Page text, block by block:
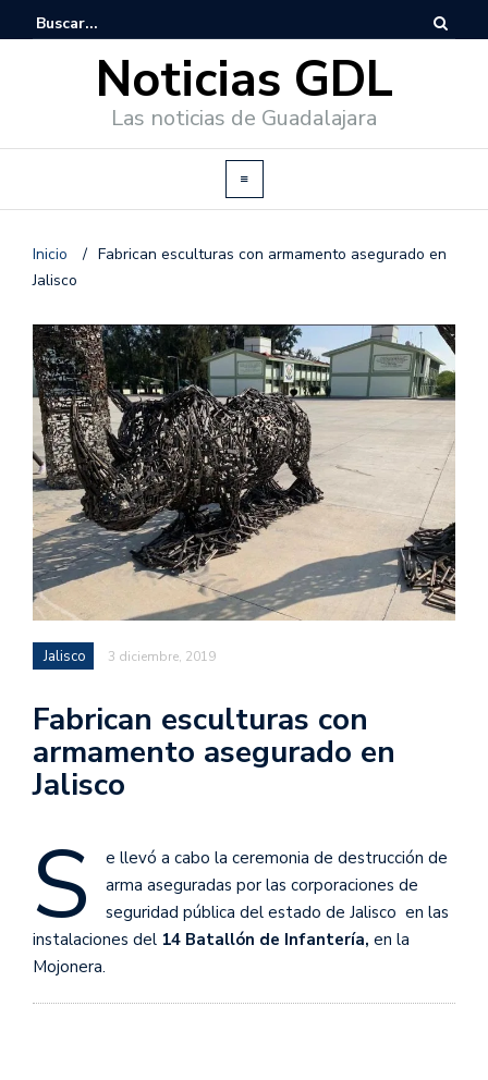
Noticias GDL
Las noticias de Guadalajara
Inicio / Fabrican esculturas con armamento asegurado en
Jalisco
Jalisco 3 diciembre, 2019
Fabrican esculturas con
armamento asegurado en
Jalisco
S
e llevó a cabo la ceremonia de destrucción de
arma aseguradas por las corporaciones de
seguridad pública del estado de Jalisco en las
instalaciones del 14 Batallón de Infantería, en la
Mojonera.